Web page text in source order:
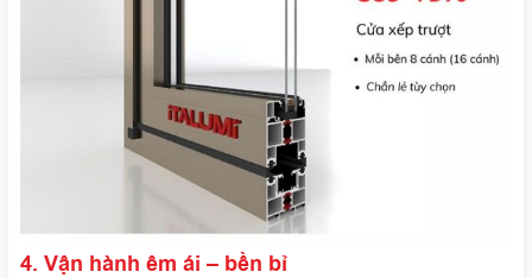
4. Vận hành êm ái – bền bỉ